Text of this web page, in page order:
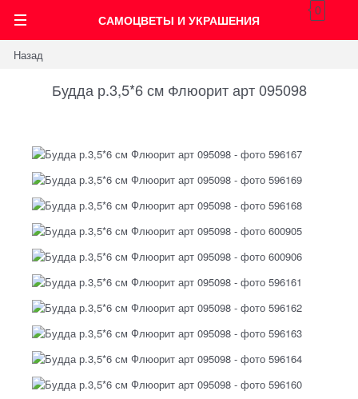
САМОЦВЕТЫ И УКРАШЕНИЯ
0
Назад
Будда р.3,5*6 см Флюорит арт 095098